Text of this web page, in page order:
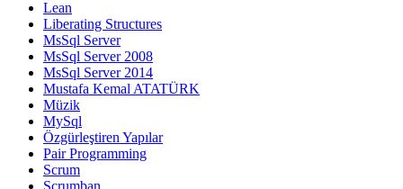
Lean
Liberating Structures
MsSql Server
MsSql Server 2008
MsSql Server 2014
Mustafa Kemal ATATÜRK
Müzik
MySql
Özgürleştiren Yapılar
Pair Programming
Scrum